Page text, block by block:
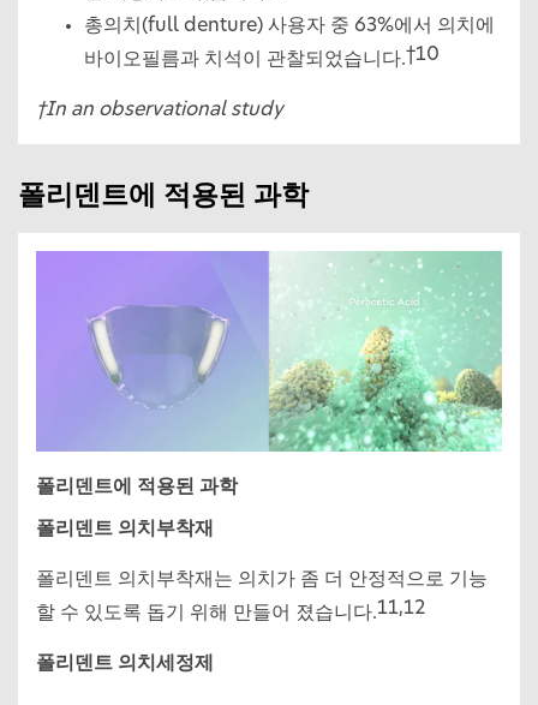
총의치(full denture) 사용자 중 63%에서 의치에
바이오필름과 치석이 관찰되었습니다.†10
†In an observational study
폴리덴트에 적용된 과학
폴리덴트에 적용된 과학
폴리덴트 의치부착재
폴리덴트 의치부착재는 의치가 좀 더 안정적으로 기능
할 수 있도록 돕기 위해 만들어 졌습니다.11,12
폴리덴트 의치세정제